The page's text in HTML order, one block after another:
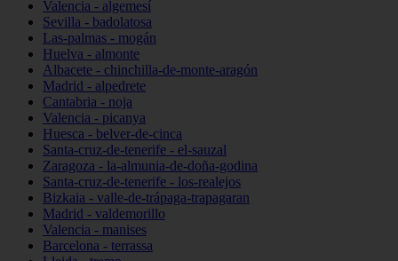
Valencia - algemesí
Sevilla - badolatosa
Las-palmas - mogán
Huelva - almonte
Albacete - chinchilla-de-monte-aragón
Madrid - alpedrete
Cantabria - noja
Valencia - picanya
Huesca - belver-de-cinca
Santa-cruz-de-tenerife - el-sauzal
Zaragoza - la-almunia-de-doña-godina
Santa-cruz-de-tenerife - los-realejos
Bizkaia - valle-de-trápaga-trapagaran
Madrid - valdemorillo
Valencia - manises
Barcelona - terrassa